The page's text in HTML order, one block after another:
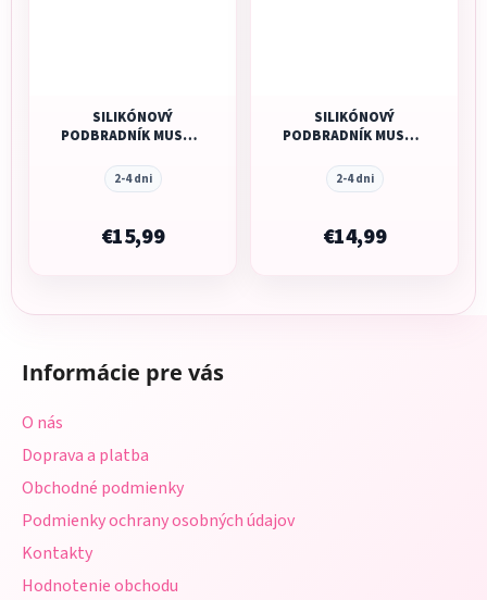
SILIKÓNOVÝ
PODBRADNÍK MUSHIE
2-4 dni
€15,99
SILIKÓNOVÝ
PODBRADNÍK MUSHIE
2-4 dni
€14,99
Informácie pre vás
O nás
Doprava a platba
Obchodné podmienky
Podmienky ochrany osobných údajov
Kontakty
Hodnotenie obchodu